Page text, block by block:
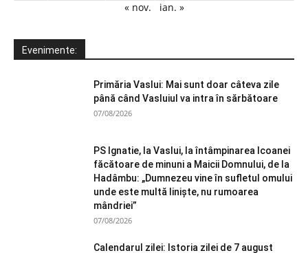
« nov.
ian. »
Evenimente:
Primăria Vaslui: Mai sunt doar câteva zile
până când Vasluiul va intra în sărbătoare
07/08/2026
PS Ignatie, la Vaslui, la întâmpinarea Icoanei
făcătoare de minuni a Maicii Domnului, de la
Hadâmbu: „Dumnezeu vine în sufletul omului
unde este multă liniște, nu rumoarea
mândriei”
07/08/2026
Calendarul zilei: Istoria zilei de 7 august